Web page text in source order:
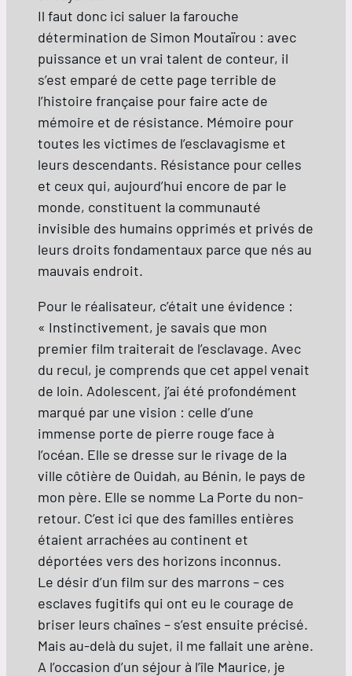
Il faut donc ici saluer la farouche
détermination de Simon Moutaïrou : avec
puissance et un vrai talent de conteur, il
s’est emparé de cette page terrible de
l’histoire française pour faire acte de
mémoire et de résistance. Mémoire pour
toutes les victimes de l’esclavagisme et
leurs descendants. Résistance pour celles
et ceux qui, aujourd’hui encore de par le
monde, constituent la communauté
invisible des humains opprimés et privés de
leurs droits fondamentaux parce que nés au
mauvais endroit.
Pour le réalisateur, c’était une évidence :
« Instinctivement, je savais que mon
premier film traiterait de l’esclavage. Avec
du recul, je comprends que cet appel venait
de loin. Adolescent, j’ai été profondément
marqué par une vision : celle d’une
immense porte de pierre rouge face à
l’océan. Elle se dresse sur le rivage de la
ville côtière de Ouidah, au Bénin, le pays de
mon père. Elle se nomme La Porte du non-
retour. C’est ici que des familles entières
étaient arrachées au continent et
déportées vers des horizons inconnus.
Le désir d’un film sur des marrons – ces
esclaves fugitifs qui ont eu le courage de
briser leurs chaînes – s’est ensuite précisé.
Mais au-delà du sujet, il me fallait une arène.
A l’occasion d’un séjour à l’île Maurice, je